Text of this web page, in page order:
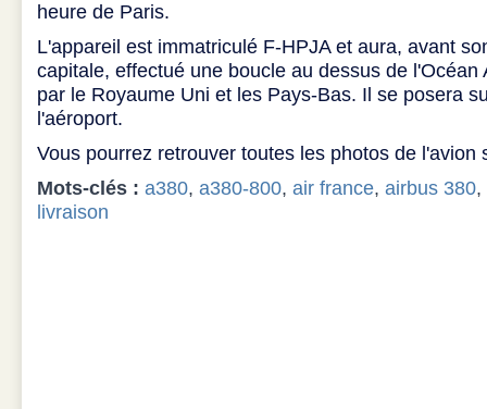
heure de Paris.
L'appareil est immatriculé F-HPJA et aura, avant
capitale, effectué une boucle au dessus de l'Océan
par le Royaume Uni et les Pays-Bas. Il se posera
l'aéroport.
Vous pourrez retrouver toutes les photos de l'avion
Mots-clés : a380, a380-800, air france, airbus 380,
livraison